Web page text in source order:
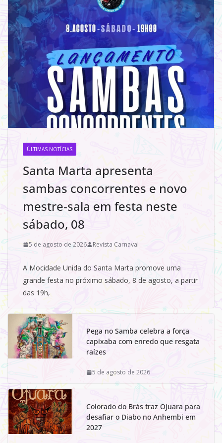
ÚLTIMAS NOTÍCIAS
Santa Marta apresenta
sambas concorrentes e novo
mestre-sala em festa neste
sábado, 08
5 de agosto de 2026 Revista Carnaval
A Mocidade Unida do Santa Marta promove uma
grande festa no próximo sábado, 8 de agosto, a partir
das 19h,
Pega no Samba celebra a força
capixaba com enredo que resgata
raízes
5 de agosto de 2026
Colorado do Brás traz Ojuara para
desafiar o Diabo no Anhembi em
2027